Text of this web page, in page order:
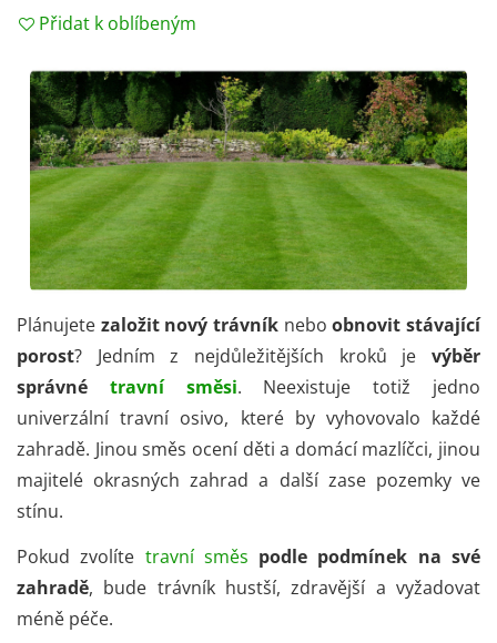
Přidat k oblíbeným
Plánujete založit nový trávník nebo obnovit stávající
porost? Jedním z nejdůležitějších kroků je výběr
správné travní směsi. Neexistuje totiž jedno
univerzální travní osivo, které by vyhovovalo každé
zahradě. Jinou směs ocení děti a domácí mazlíčci, jinou
majitelé okrasných zahrad a další zase pozemky ve
stínu.
Pokud zvolíte travní směs podle podmínek na své
zahradě, bude trávník hustší, zdravější a vyžadovat
méně péče.